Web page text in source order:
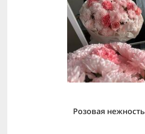
Розовая нежность